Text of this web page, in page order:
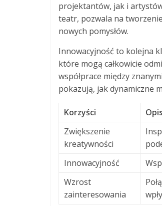
projektantów, jak i
teatr, pozwala na
nowych pomysłów.
Innowacyjność to kolejna
które mogą całkowicie
współprace między
pokazują, jak dynamiczne
Korzyści
Opis
Zwiększenie
kreatywności
Innowacyjność
Wzrost
zainteresowania